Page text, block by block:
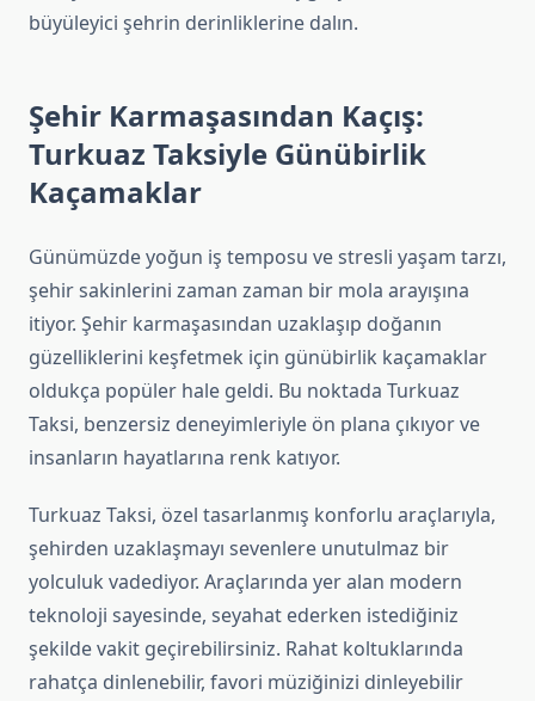
büyüleyici şehrin derinliklerine dalın.
Şehir Karmaşasından Kaçış:
Turkuaz Taksiyle Günübirlik
Kaçamaklar
Günümüzde yoğun iş temposu ve stresli yaşam tarzı,
şehir sakinlerini zaman zaman bir mola arayışına
itiyor. Şehir karmaşasından uzaklaşıp doğanın
güzelliklerini keşfetmek için günübirlik kaçamaklar
oldukça popüler hale geldi. Bu noktada Turkuaz
Taksi, benzersiz deneyimleriyle ön plana çıkıyor ve
insanların hayatlarına renk katıyor.
Turkuaz Taksi, özel tasarlanmış konforlu araçlarıyla,
şehirden uzaklaşmayı sevenlere unutulmaz bir
yolculuk vadediyor. Araçlarında yer alan modern
teknoloji sayesinde, seyahat ederken istediğiniz
şekilde vakit geçirebilirsiniz. Rahat koltuklarında
rahatça dinlenebilir, favori müziğinizi dinleyebilir